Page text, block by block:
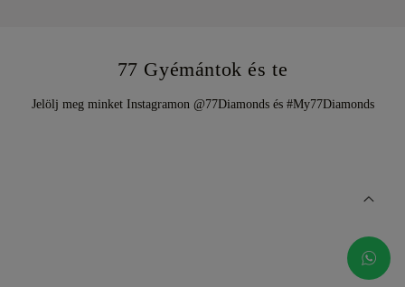
77 Gyémántok és te
Jelölj meg minket Instagramon @77Diamonds és #My77Diamonds